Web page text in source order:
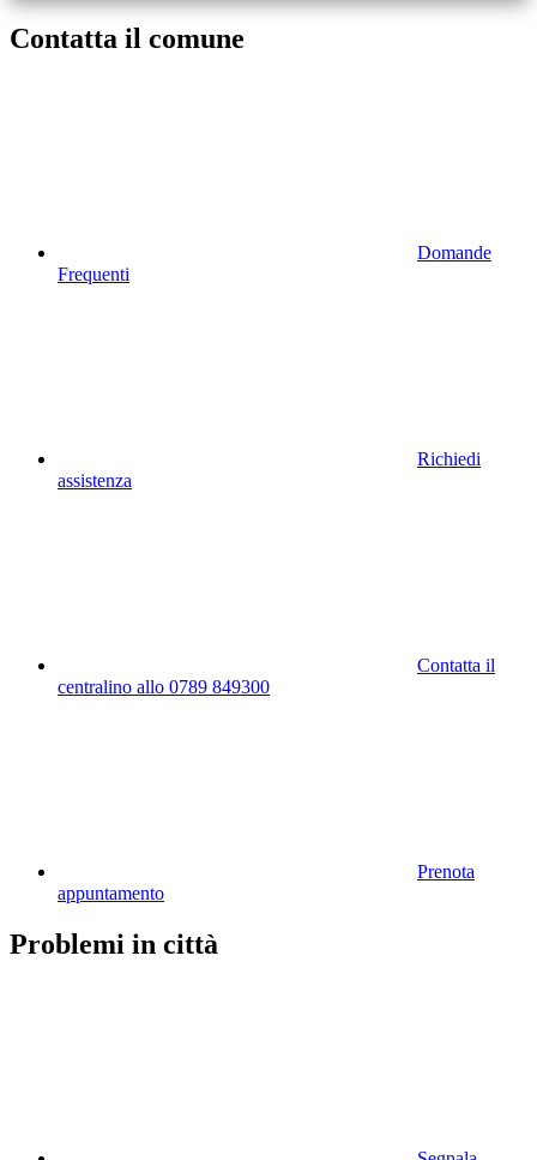
Contatta il comune
Domande
Frequenti
Richiedi
assistenza
Contatta il
centralino allo 0789 849300
Prenota
appuntamento
Problemi in città